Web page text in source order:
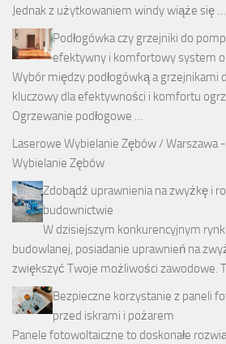
Jednak z użytkowaniem windy wiąże się …
Podłogówka czy grzejniki do
efektywny i komfortowy system
Wybór między podłogówką a grzejnikami
kluczowy dla efektywności i komfortu
Ogrzewanie podłogowe …
Laserowe Wybielanie Zębów / Warszawa-
Wybielanie Zębów
Zdobądź uprawnienia na zwyżkę i
budownictwie
W dzisiejszym konkurencyjnym
budowlanej, posiadanie uprawnień na
zwiększyć Twoje możliwości zawodowe.
Bezpieczne korzystanie z paneli
przed iskrami i pożarem
Panele fotowoltaiczne to doskonałe